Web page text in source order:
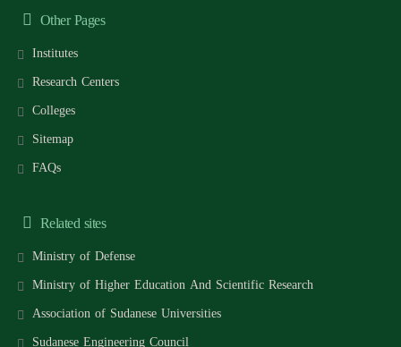
Other Pages
Institutes
Research Centers
Colleges
Sitemap
FAQs
Related sites
Ministry of Defense
Ministry of Higher Education And Scientific Research
Association of Sudanese Universities